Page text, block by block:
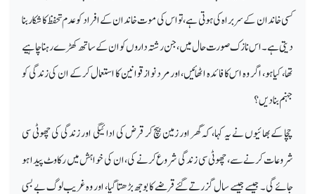
کسی خاندان کے سربراہ کی ہوتی ہے، تو اس کی موت خاندان کے افراد کو عدم تحفظ کا شکار بنا
دیتی ہے۔ اس نازک صورت حال میں، جن رشتہ داروں کو ان کے ساتھ کھڑے رہنا چاہیے
تھا، کیا ہو، اگر وہ اس کا فائدہ اٹھائیں، اور مرد نواز قوانین کا استعمال کر کے ان کی زندگی کو
جہنم بنا دیں؟
چچا کے بھائیوں نے یہ کہا، کہ گھر اور زمین بیچ کر قرض کی ادائیگی اور زندگی کی چھوٹی سی
شروعات کرنے سے، چھوٹی سی زندگی شروع کرنے کی، ان کی خواہش میں رکاوٹ پیدا ہو
جائے گی۔ جیسے جیسے سال گزرتے گئے قرضے کا بوجھ بڑھتا گیا، اور وہ غریب لوگ بے بسی